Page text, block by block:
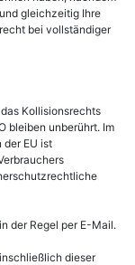
gleichzeitig Ihre
bei vollständiger
Kollisionsrechts
bleiben unberührt. Im
der EU ist
der Regel per E-Mail.
dieser